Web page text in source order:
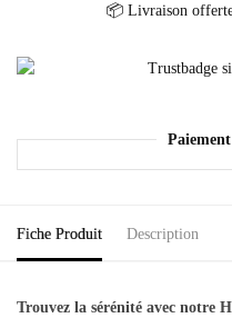
📦 Livraison
Fiche Produit Description
Trouvez la sérénité avec notre